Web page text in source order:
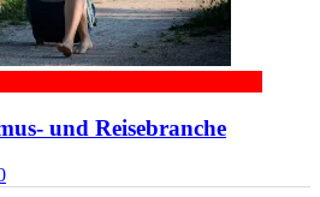
und Reisebranche